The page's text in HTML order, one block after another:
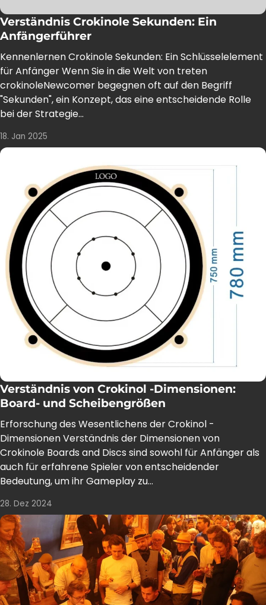
Verständnis Crokinole Sekunden: Ein
Anfängerführer
Kennenlernen Crokinole Sekunden: Ein Schlüsselelement
für Anfänger Wenn Sie in die Welt von treten
crokinoleNewcomer begegnen oft auf den Begriff
"Sekunden", ein Konzept, das eine entscheidende Rolle
bei der Strategie...
18. Jan 2025
Verständnis von Crokinol -Dimensionen:
Board- und Scheibengrößen
Erforschung des Wesentlichens der Crokinol -
Dimensionen Verständnis der Dimensionen von
Crokinole Boards and Discs sind sowohl für Anfänger als
auch für erfahrene Spieler von entscheidender
Bedeutung, um ihr Gameplay zu...
28. Dez 2024